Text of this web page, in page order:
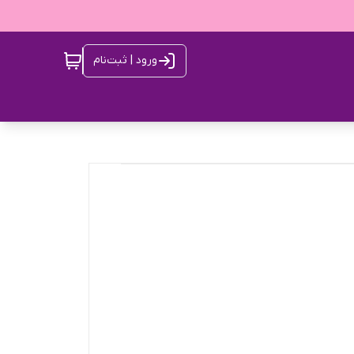
ورود | ثبت‌نام